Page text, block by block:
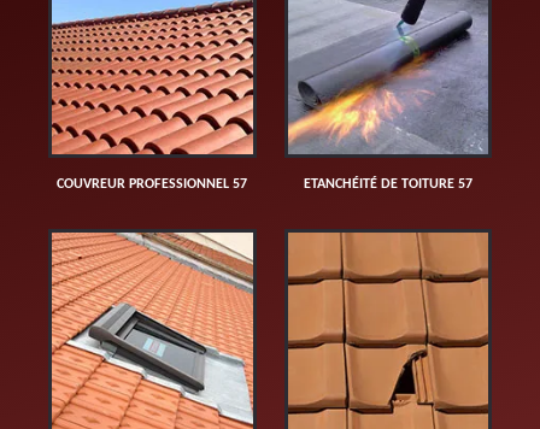
COUVREUR PROFESSIONNEL 57 ETANCHÉITÉ DE TOITURE 57